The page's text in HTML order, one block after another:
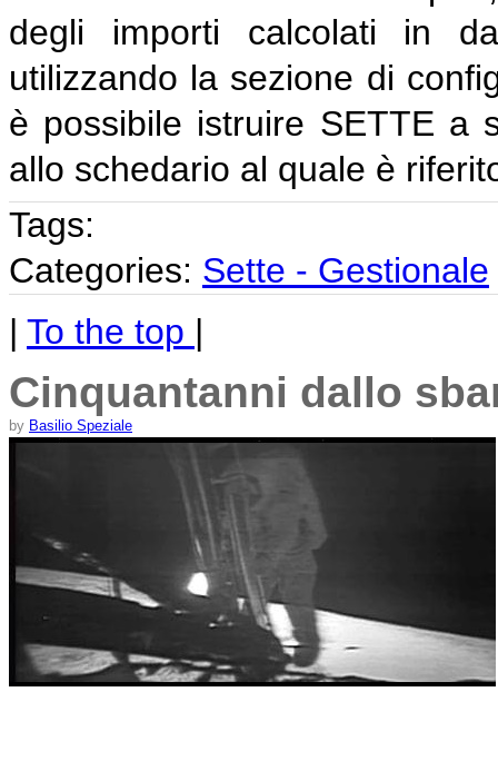
degli importi calcolati in
utilizzando la sezione di
è possibile istruire SETTE a
allo schedario al quale è
Tags:
Categories: Sette - Gestionale
| To the top |
Cinquantanni dallo
by Basilio Speziale